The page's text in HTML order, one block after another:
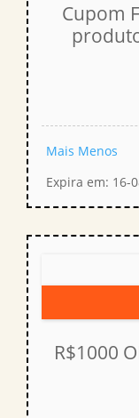
Cupom
Mais Menos
Expira em: 16-
R$1000